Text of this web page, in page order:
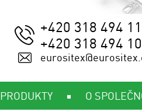
+420 318 494
+420 318 494
PRODUKTY O